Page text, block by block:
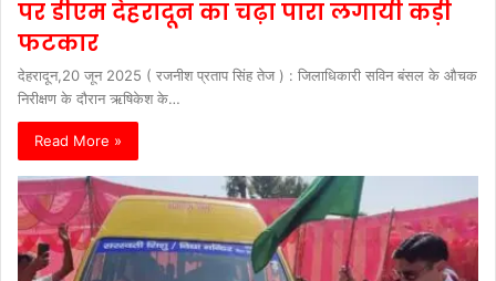
पर डीएम देहरादून का चढ़ा पारा लगायी कड़ी
फटकार
देहरादून,20 जून 2025 ( रजनीश प्रताप सिंह तेज ) : जिलाधिकारी सविन बंसल के औचक
निरीक्षण के दौरान ऋषिकेश के…
Read More »